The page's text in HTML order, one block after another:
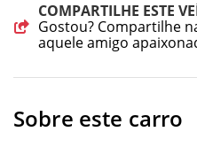
COMPARTILHE ESTE
Gostou? Compartilhe
aquele amigo
Sobre este carro